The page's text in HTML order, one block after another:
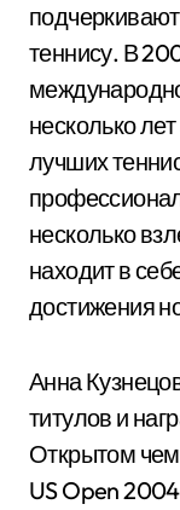
теннису. В
несколько
лучших
несколько
находит в
достижения
Анна
титулов и
Открытом
US Open